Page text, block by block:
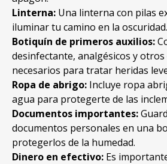
Linterna: Una linterna con pilas
iluminar tu camino en la oscuridad.
Botiquín de primeros auxilios:
desinfectante, analgésicos y
necesarios para tratar heridas
Ropa de abrigo: Incluye ropa
agua para protegerte de las
Documentos importantes:
documentos personales en una
protegerlos de la humedad.
Dinero en efectivo: Es